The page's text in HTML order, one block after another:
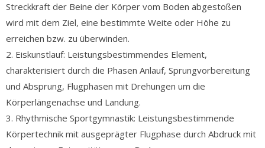
Streckkraft der Beine der Körper vom Boden abgestoßen
wird mit dem Ziel, eine bestimmte Weite oder Höhe zu
erreichen bzw. zu überwinden.
2. Eiskunstlauf: Leistungsbestimmendes Element,
charakterisiert durch die Phasen Anlauf, Sprungvorbereitung
und Absprung, Flugphasen mit Drehungen um die
Körperlängenachse und Landung.
3. Rhythmische Sportgymnastik: Leistungsbestimmende
Körpertechnik mit ausgeprägter Flugphase durch Abdruck mit